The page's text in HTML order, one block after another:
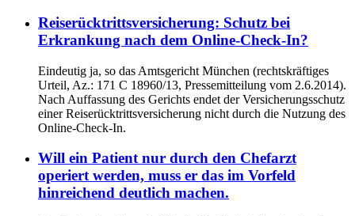
Reiserücktrittsversicherung: Schutz bei
Erkrankung nach dem Online-Check-In?
Eindeutig ja, so das Amtsgericht München (rechtskräftiges
Urteil, Az.: 171 C 18960/13, Pressemitteilung vom 2.6.2014).
Nach Auffassung des Gerichts endet der Versicherungsschutz
einer Reiserücktrittsversicherung nicht durch die Nutzung des
Online-Check-In.
Will ein Patient nur durch den Chefarzt
operiert werden, muss er das im Vorfeld
hinreichend deutlich machen.